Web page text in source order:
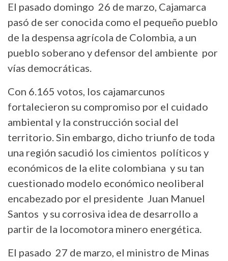
El pasado domingo 26 de marzo, Cajamarca
pasó de ser conocida como el pequeño pueblo
de la despensa agrícola de Colombia, a un
pueblo soberano y defensor del ambiente por
vías democráticas.
Con 6.165 votos, los cajamarcunos
fortalecieron su compromiso por el cuidado
ambiental y la construcción social del
territorio. Sin embargo, dicho triunfo de toda
una región sacudió los cimientos políticos y
económicos de la elite colombiana y su tan
cuestionado modelo económico neoliberal
encabezado por el presidente Juan Manuel
Santos y su corrosiva idea de desarrollo a
partir de la locomotora minero energética.
El pasado 27 de marzo, el ministro de Minas